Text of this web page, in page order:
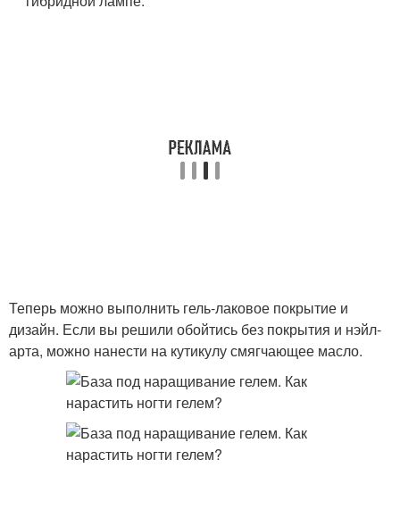
Теперь можно выполнить гель-лаковое покрытие и
дизайн. Если вы решили обойтись без покрытия и нэйл-
арта, можно нанести на кутикулу смягчающее масло.